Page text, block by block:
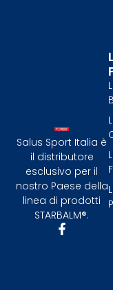
Salus Sport Italia è
il distributore
esclusivo per il
nostro Paese della
linea di prodotti
STARBALM®.​